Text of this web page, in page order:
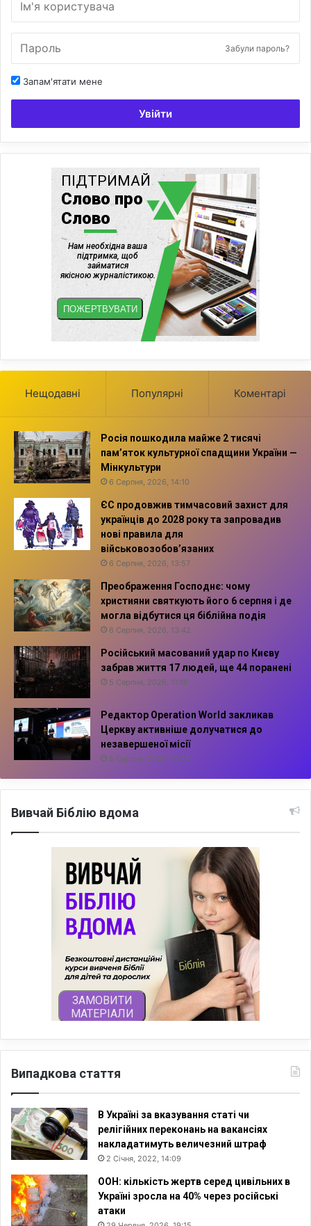
Забули пароль?
Запам'ятати мене
Увійти
Нещодавні Популярні Коментарі
Росія пошкодила майже 2 тисячі
пам’яток культурної спадщини України —
Мінкультури
6 Серпня, 2026, 14:10
ЄС продовжив тимчасовий захист для
українців до 2028 року та запровадив
нові правила для
військовозобов’язаних
6 Серпня, 2026, 13:57
Преображення Господнє: чому
християни святкують його 6 серпня і де
могла відбутися ця біблійна подія
6 Серпня, 2026, 13:42
Російський масований удар по Києву
забрав життя 17 людей, ще 44 поранені
5 Серпня, 2026, 11:16
Редактор Operation World закликав
Церкву активніше долучатися до
незавершеної місії
5 Серпня, 2026, 10:14
Вивчай Біблію вдома
Випадкова стаття
В Україні за вказування статі чи
релігійних переконань на вакансіях
накладатимуть величезний штраф
2 Січня, 2022, 14:09
ООН: кількість жертв серед цивільних в
Україні зросла на 40% через російські
атаки